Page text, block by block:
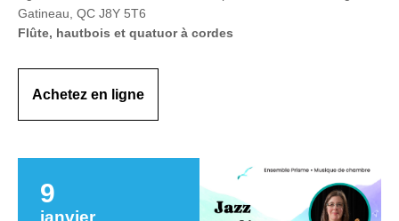
Gatineau, QC J8Y 5T6
Flûte, hautbois et quatuor à cordes
Achetez en ligne
9
janvier